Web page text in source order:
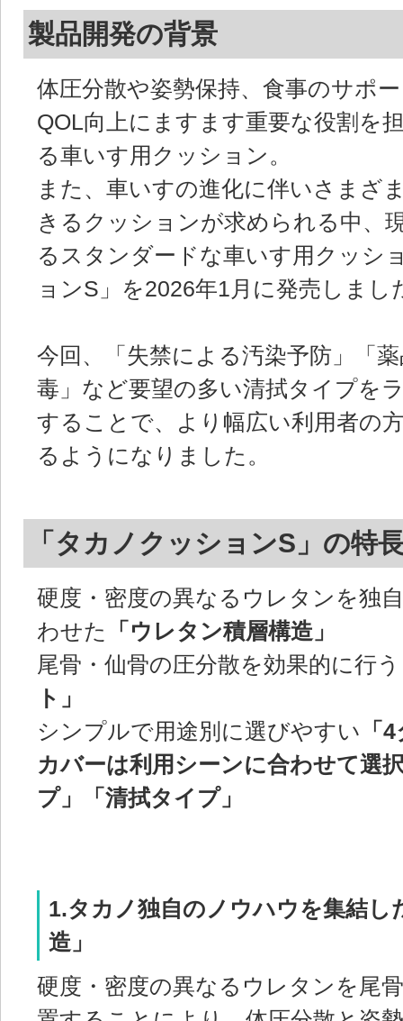
製品開発の背景
体圧分散や姿勢保持、食事のサポ
QOL向上にますます重要な役割を
る車いす用クッション。
また、車いすの進化に伴いさまざ
きるクッションが求められる中、
るスタンダードな車いす用クッシ
ョンS」を2026年1月に発売しまし
今回、「失禁による汚染予防」「
毒」など要望の多い清拭タイプを
することで、より幅広い利用者の
るようになりました。
「タカノクッションS」の特
硬度・密度の異なるウレタンを独
わせた
「ウレタン積層構造」
尾骨・仙骨の圧分散を効果的に行う
ト」
シンプルで用途別に選びやすい 「
カバーは利用シーンに合わせて選
プ」「清拭タイプ」
1.タカノ独自のノウハウを集結し
造」
硬度・密度の異なるウレタンを尾